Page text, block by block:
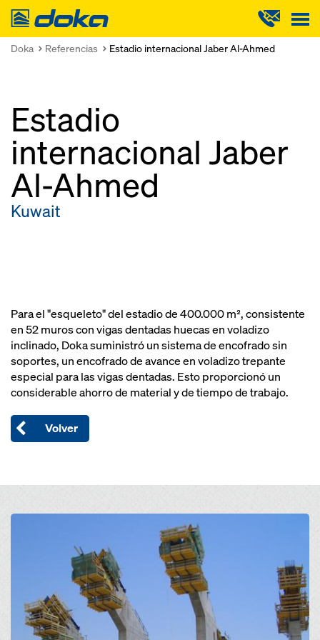
Doka
Doka Referencias Estadio internacional Jaber Al-Ahmed
Estadio
internacional Jaber
Al-Ahmed
Kuwait
Para el "esqueleto" del estadio de 400.000 m², consistente
en 52 muros con vigas dentadas huecas en voladizo
inclinado, Doka suministró un sistema de encofrado sin
soportes, un encofrado de avance en voladizo trepante
especial para las vigas dentadas. Esto proporcionó un
considerable ahorro de material y de tiempo de trabajo.
Volver
Open